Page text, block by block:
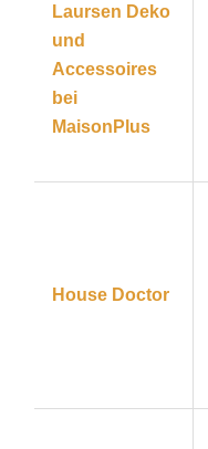
Laursen Deko
und
Accessoires
bei
MaisonPlus
House Doctor